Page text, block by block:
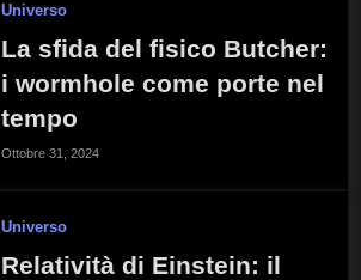
Universo
La sfida del fisico Butcher:
i wormhole come porte nel
tempo
Ottobre 31, 2024
Universo
Relatività di Einstein: il